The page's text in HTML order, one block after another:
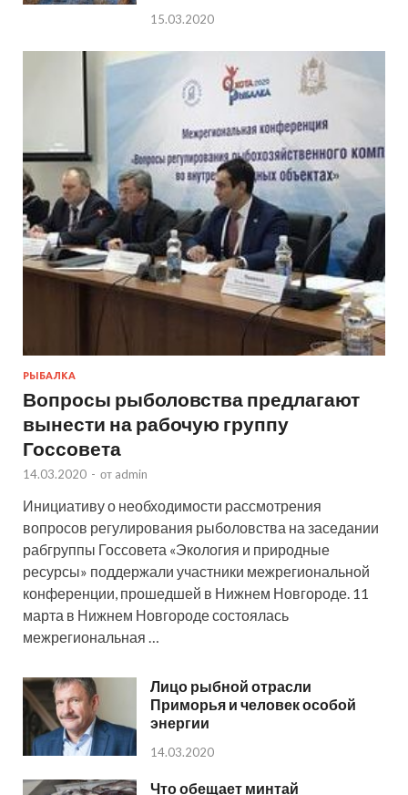
15.03.2020
РЫБАЛКА
Вопросы рыболовства предлагают
вынести на рабочую группу
Госсовета
14.03.2020 - от admin
Инициативу о необходимости рассмотрения
вопросов регулирования рыболовства на заседании
рабгруппы Госсовета «Экология и природные
ресурсы» поддержали участники межрегиональной
конференции, прошедшей в Нижнем Новгороде. 11
марта в Нижнем Новгороде состоялась
межрегиональная …
Лицо рыбной отрасли
Приморья и человек особой
энергии
14.03.2020
Что обещает минтай